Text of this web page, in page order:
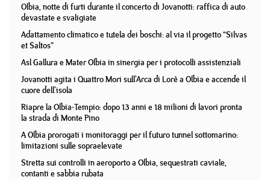
Olbia, notte di furti durante il concerto di Jovanotti: raffica di auto
devastate e svaligiate
Adattamento climatico e tutela dei boschi: al via il progetto “Silvas
et Saltos”
Asl Gallura e Mater Olbia in sinergia per i protocolli assistenziali
Jovanotti agita i Quattro Mori sull'Arca di Lorè a Olbia e accende il
cuore dell'isola
Riapre la Olbia-Tempio: dopo 13 anni e 18 milioni di lavori pronta
la strada di Monte Pino
A Olbia prorogati i monitoraggi per il futuro tunnel sottomarino:
limitazioni sulle sopraelevate
Stretta sui controlli in aeroporto a Olbia, sequestrati caviale,
contanti e sabbia rubata